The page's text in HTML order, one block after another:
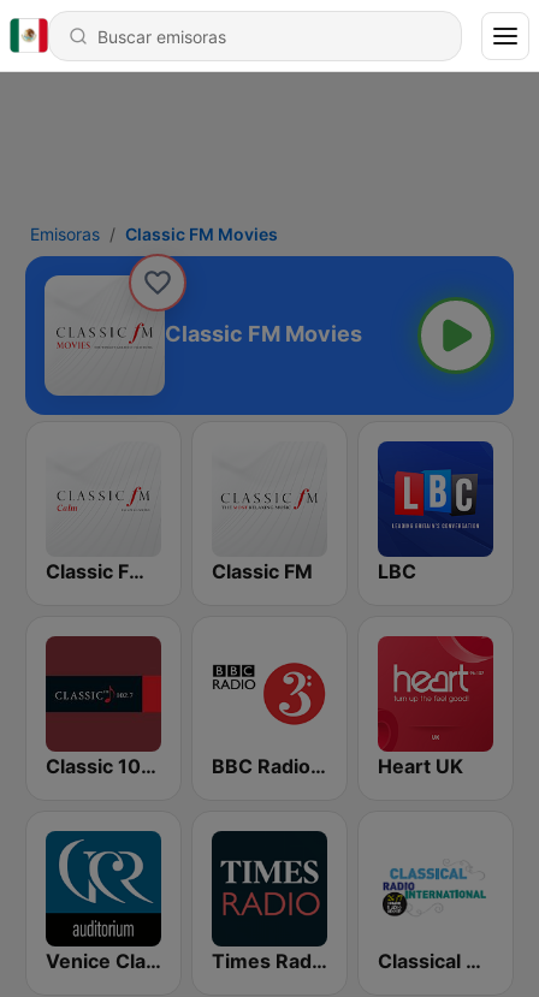
Emisoras Classic FM Movies
Classic FM Movies
Classic FM Calm Classic FM LBC
Classic 1027 BBC Radio 3 Heart UK
Venice Classic Radio | VCR Auditorium Times Radio Classical Radio International